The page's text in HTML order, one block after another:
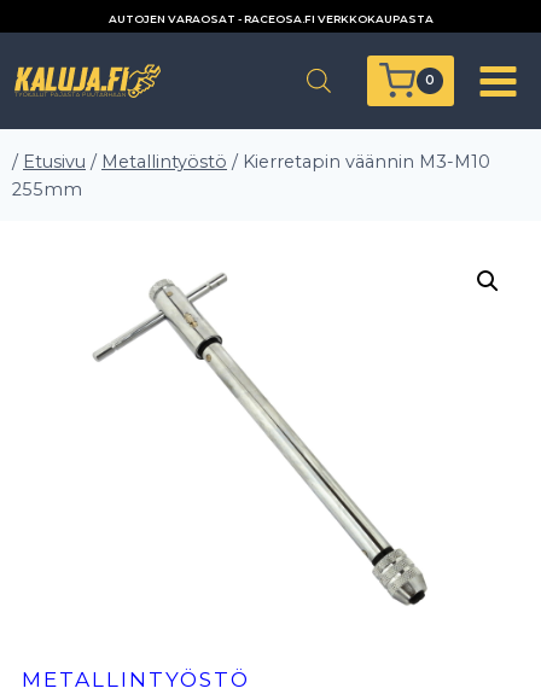
AUTOJEN VARAOSAT - RACEOSA.FI VERKKOKAUPASTA
0
/ Etusivu / Metallintyöstö / Kierretapin väännin M3-M10
255mm
METALLINTYÖSTÖ